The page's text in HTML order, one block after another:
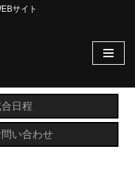
サイト
日程
問い合わせ